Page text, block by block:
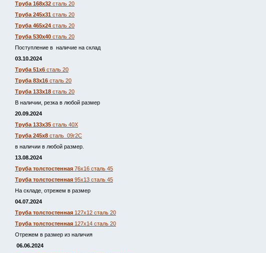
Труба 168х32 сталь 20
Труба 245х31 сталь 20
Труба 465х24 сталь 20
Труба 530х40 сталь 20
Поступление в наличие на склад
03.10.2024
Труба 51х6 сталь 20
Труба 83х16 сталь 20
Труба 133х18 сталь 20
В наличии, резка в любой размер
20.09.2024
Труба 133х35 сталь 40Х
Труба 245х8 сталь 09г2С
в наличии в любой размер.
13.08.2024
Труба толстостенная 76х16 сталь 45
Труба толстостенная 95х13 сталь 45
На складе, отрежем в размер
04.07.2024
Труба толстостенная 127х12 сталь 20
Труба толстостенная 127х14 сталь 20
Отрежем в размер из наличия
06.06.2024